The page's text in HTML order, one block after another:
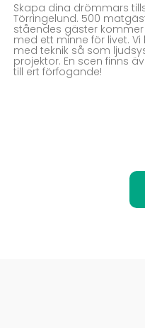
Skapa dina drömmars
Törringelund. 500
ståendes gäster
med ett minne för livet. Vi
med teknik så som
projektor. En scen finns
till ert förfogande!